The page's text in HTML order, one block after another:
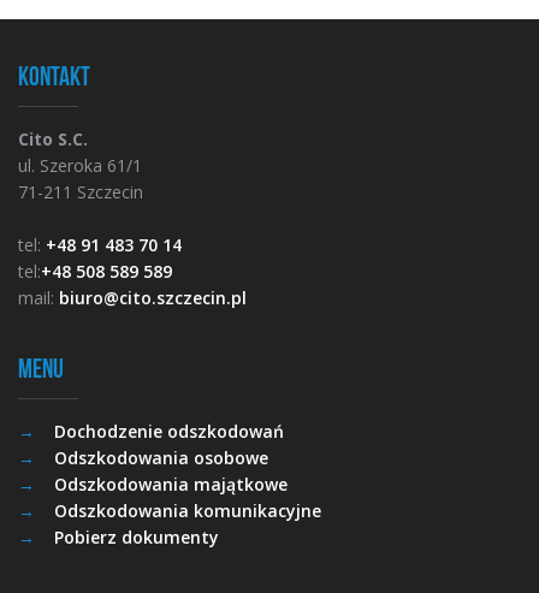
Kontakt
Cito S.C.
ul. Szeroka 61/1
71-211 Szczecin
tel: +48 91 483 70 14
tel:+48 508 589 589
mail: biuro@cito.szczecin.pl
Menu
Dochodzenie odszkodowań
Odszkodowania osobowe
Odszkodowania majątkowe
Odszkodowania komunikacyjne
Pobierz dokumenty